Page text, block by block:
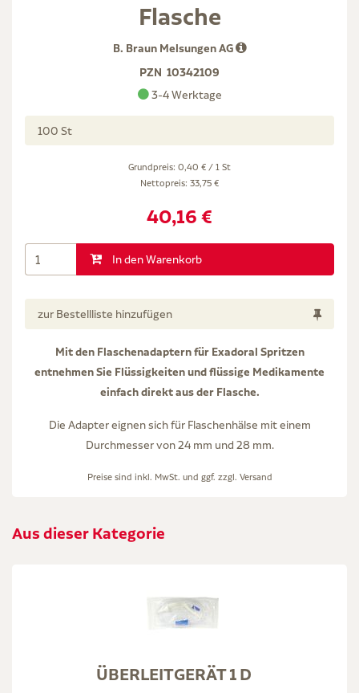
Flasche
B. Braun Melsungen AG
PZN 10342109
3-4 Werktage
100 St
Grundpreis: 0,40 € / 1 St
Nettopreis: 33,75 €
40,16 €
In den Warenkorb
zur Bestellliste hinzufügen
Mit den Flaschenadaptern für Exadoral Spritzen
entnehmen Sie Flüssigkeiten und flüssige Medikamente
einfach direkt aus der Flasche.
Die Adapter eignen sich für Flaschenhälse mit einem
Durchmesser von 24 mm und 28 mm.
Preise sind inkl. MwSt. und ggf. zzgl. Versand
Aus dieser Kategorie
ÜBERLEITGERÄT 1 D